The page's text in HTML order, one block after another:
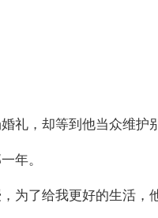
礼，却等到他当众维护
年。
为了给我更好的生活